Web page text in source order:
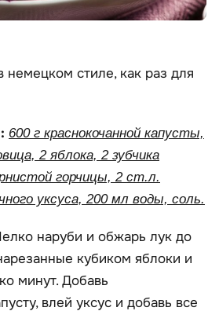
немецком стиле, как раз для
600 г краснокочанной капусты,
2 яблока, 2 зубчика
горчицы, 2 ст.л.
уксуса, 200 мл воды, соль.
наруби и обжарь лук до
кубиком яблоки и
минут. Добавь
влей уксус и добавь все